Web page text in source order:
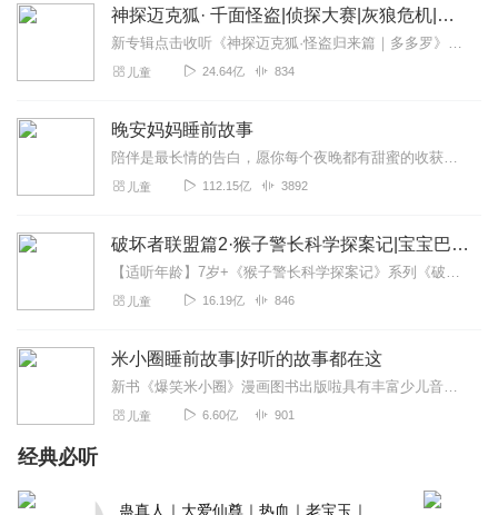
神探迈克狐· 千面怪盗|侦探大赛|灰狼危机|多多罗
新专辑点击收听《神探迈克狐·怪盗归来篇｜多多罗》！！！>>>点击进入主播橱窗购买《神探迈克狐》系列图书吧!<<<多多罗故事【点击前往】收听多多罗其他好玩有趣的故...
儿童 24.64亿 834
晚安妈妈睡前故事
陪伴是最长情的告白，愿你每个夜晚都有甜蜜的收获！【微信公众号：晚安妈妈】第一时间分享晚安妈妈和小朋友们的研学旅行喔~晚安妈妈一级播音员，童话作家被300万家庭认...
儿童 112.15亿 3892
破坏者联盟篇2·猴子警长科学探案记|宝宝巴士故事
【适听年龄】7岁+《猴子警长科学探案记》系列《破坏者联盟篇1·猴子警长科学探案记》>>>《破坏者联盟篇2·猴子警长科学探案记》>>>《破坏者联盟篇3·猴子警长科...
儿童 16.19亿 846
米小圈睡前故事|好听的故事都在这
新书《爆笑米小圈》漫画图书出版啦具有丰富少儿音频产品制作经验的米小圈团队倾情打造。我们爱孩子、更懂大人，《米小圈睡前故事》一定会成为孩子的亲密伙伴，更是父母的...
儿童 6.60亿 901
经典必听